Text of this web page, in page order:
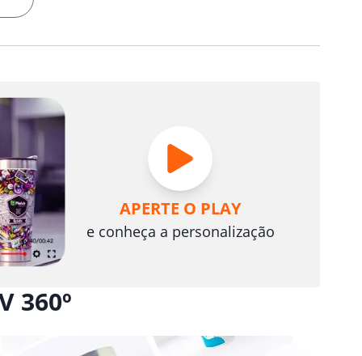
APERTE O PLAY
e conheça a personalização
360º